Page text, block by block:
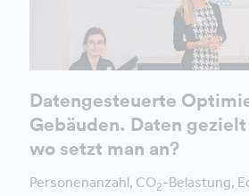
Datengesteuerte
Gebäuden. Daten
wo setzt man an?
Personenanzahl, CO2-Belastung,